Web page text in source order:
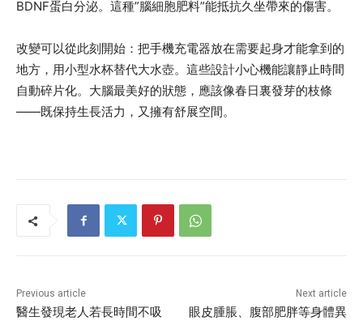
BDNF蛋白分泌。這種”腦細胞肥料”能抵抗久坐帶來的傷害。
改變可以從此刻開始：把手機充電器放在需要起身才能拿到的
地方，用小型水杯替代大水壺。這些設計小心機能讓靜止時間
自動碎片化。大腦最美好的狀態，應該像春日裏發芽的枝條
——既保持生長活力，又擁有舒展空間。
Previous article
醫生發現老人若長時間不吸
Next article
眼皮腫脹、腹部肥胖等身體異